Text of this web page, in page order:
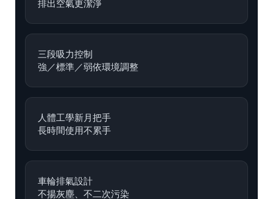
排出空氣更潔淨
三段吸力控制
強／標準／弱依環境調整
人體工學新月把手
長時間使用不累手
車輪排氣設計
不揚灰塵、不二次污染